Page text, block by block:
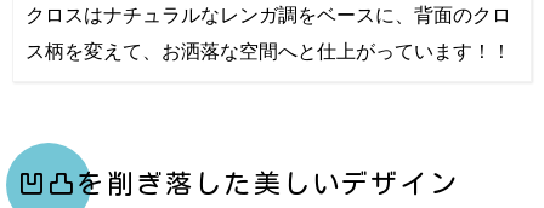
クロスはナチュラルなレンガ調をベースに、背面のクロ
ス柄を変えて、お洒落な空間へと仕上がっています！！
凹凸を削ぎ落した美しいデザイン